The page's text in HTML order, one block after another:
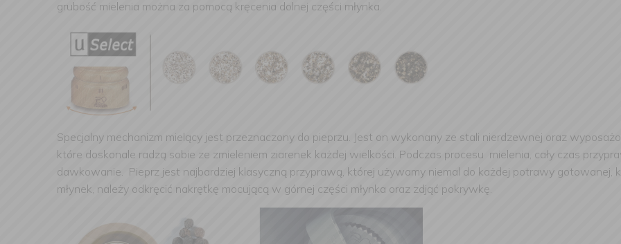
grubość mielenia można za pomocą kręcenia dolnej części młynka.
Specjalny mechanizm mielący jest przeznaczony do pieprzu. Jest on wykonany ze stali nierdzewnej oraz
które doskonale radzą sobie ze zmieleniem ziarenek każdej wielkości. Podczas procesu mielenia, cały czas
dawkowanie. Pieprz jest najbardziej klasyczną przyprawą, której używamy niemal do każdej potrawy gotowanej,
młynek, należy odkręcić nakrętkę mocującą w górnej części młynka oraz zdjąć pokrywkę.